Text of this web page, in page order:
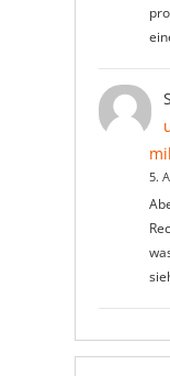
5.